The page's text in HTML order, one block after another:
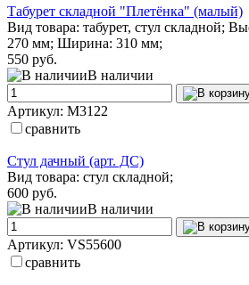
Табурет складной "Плетёнка" (малый)
Вид товара: табурет, стул складной;
270 мм; Ширина: 310 мм;
550 руб.
В наличии
Артикул: М3122
сравнить
Стул дачный (арт. ДС)
Вид товара: стул складной;
600 руб.
В наличии
Артикул: VS55600
сравнить